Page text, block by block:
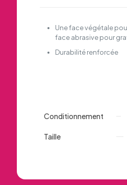
Une face végétale
face abrasive pour
Durabilité renforcée
Conditionnement
Taille